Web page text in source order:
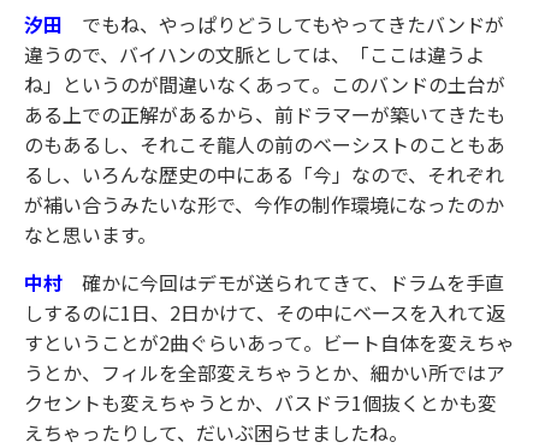
汐田 でもね、やっぱりどうしてもやってきたバンドが
違うので、バイハンの文脈としては、「ここは違うよ
ね」というのが間違いなくあって。このバンドの土台が
ある上での正解があるから、前ドラマーが築いてきたも
のもあるし、それこそ龍人の前のベーシストのこともあ
るし、いろんな歴史の中にある「今」なので、それぞれ
が補い合うみたいな形で、今作の制作環境になったのか
なと思います。
中村 確かに今回はデモが送られてきて、ドラムを手直
しするのに1日、2日かけて、その中にベースを入れて返
すということが2曲ぐらいあって。ビート自体を変えちゃ
うとか、フィルを全部変えちゃうとか、細かい所ではア
クセントも変えちゃうとか、バスドラ1個抜くとかも変
えちゃったりして、だいぶ困らせましたね。